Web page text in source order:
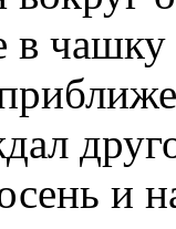
чашку
и